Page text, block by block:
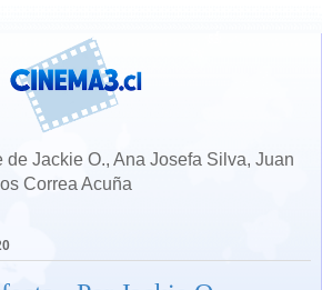
Jackie O., Ana Josefa Silva, Juan
Correa Acuña